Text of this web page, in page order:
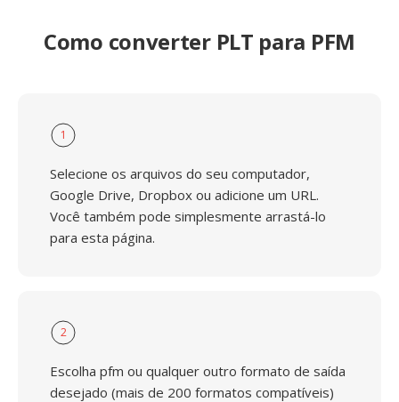
Como converter PLT para PFM
1
Selecione os arquivos do seu computador,
Google Drive, Dropbox ou adicione um URL.
Você também pode simplesmente arrastá-lo
para esta página.
2
Escolha pfm ou qualquer outro formato de saída
desejado (mais de 200 formatos compatíveis)